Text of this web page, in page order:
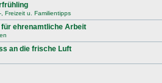
Freizeit u. Familientipps
ehrenamtliche Arbeit
an die frische Luft